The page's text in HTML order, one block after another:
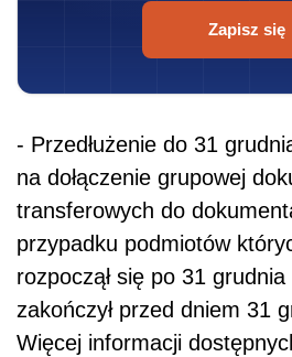
Zapisz się
- Przedłużenie do 31
na dołączenie grupowej
transferowych do
przypadku podmiotów
rozpoczął się po 31
zakończył przed dniem 31
Więcej informacji